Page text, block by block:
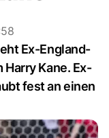
Ex-England-
Kane. Ex-
fest an einen